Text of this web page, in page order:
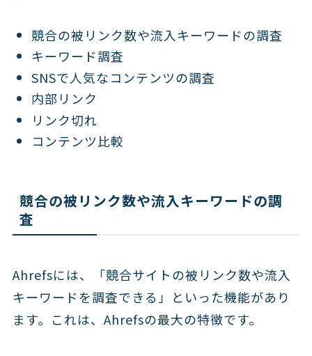
競合の被リンク数や流入キーワードの調査
キーワード調査
SNSで人気なコンテンツの調査
内部リンク
リンク切れ
コンテンツ比較
競合の被リンク数や流入キーワードの調
査
Ahrefsには、「競合サイトの被リンク数や流入
キーワードを調査できる」といった機能があり
ます。これは、Ahrefsの最大の特徴です。